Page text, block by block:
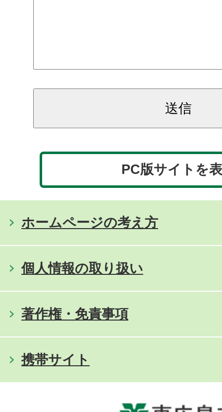
PC版サイトを
ホームページの考え方
個人情報の取り扱い
著作権・免責事項
携帯サイト